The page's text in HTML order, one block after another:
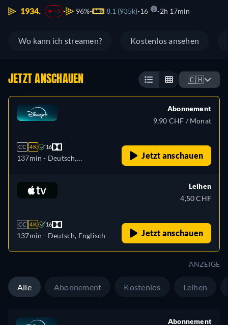
1934.
-3 96% 8.1 (935k) 16 2h 17min
Wo kann ich streamen? Kostenlos ansehen
JETZT ANSCHAUEN 🇨🇭
CC 4K 16
137min - Deutsch,
Spanisch, Spanisch
(Lateinamerika), Französisch,
Ungarisch, Italienisch,
Japanisch, Polnisch,
Abonnement
9,90 CHF / Monat
Jetzt anschauen
CC 4K 16
137min - Deutsch, Englisch
Leihen
4,50 CHF
Jetzt anschauen
ANZEIGE
Alle Abonnement Kostenlos Leihen
Abonnement